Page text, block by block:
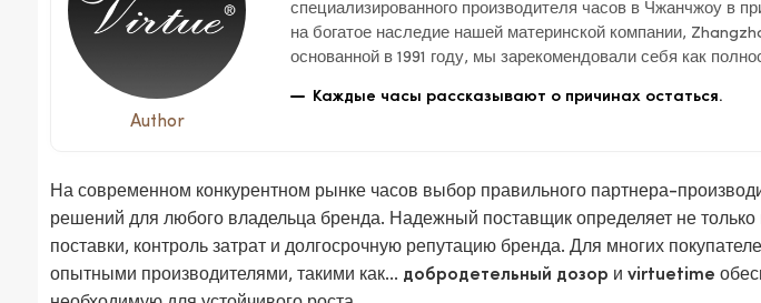
Author
специализированного производителя часов в Чжанчжоу в
на богатое наследие нашей материнской компании,
основанной в 1991 году, мы зарекомендовали себя как
ориентированное предприятие, занимающееся
производством и продажей часов и будильников.
Каждые часы рассказывают о причинах остаться.
На современном конкурентном рынке часов выбор правильного партнера-
решений для любого владельца бренда. Надежный поставщик определяет не только
поставки, контроль затрат и долгосрочную репутацию бренда. Для многих
опытными производителями, такими как... добродетельный дозор иvirtuetime